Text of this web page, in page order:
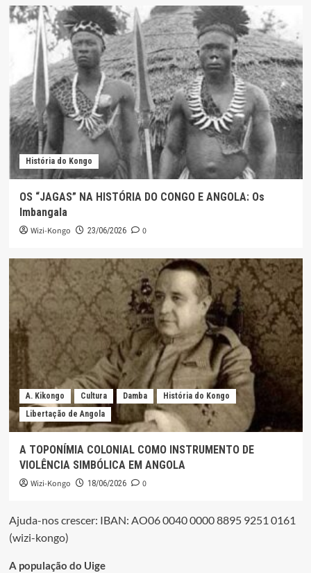
História do Kongo
OS “JAGAS” NA HISTÓRIA DO CONGO E ANGOLA: Os
Imbangala
Wizi-Kongo 23/06/2026 0
A. Kikongo Cultura Damba
História do Kongo
Libertação de Angola
A TOPONÍMIA COLONIAL COMO INSTRUMENTO DE
VIOLÊNCIA SIMBÓLICA EM ANGOLA
Wizi-Kongo 18/06/2026 0
Ajuda-nos crescer: IBAN: AO06 0040 0000 8895 9251 0161
(wizi-kongo)
A população do Uige